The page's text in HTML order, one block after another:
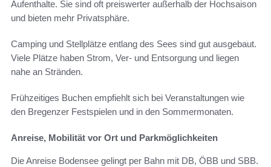
Aufenthalte. Sie sind oft preiswerter außerhalb der Hochsaison
und bieten mehr Privatsphäre.
Camping und Stellplätze entlang des Sees sind gut ausgebaut.
Viele Plätze haben Strom, Ver- und Entsorgung und liegen
nahe an Stränden.
Frühzeitiges Buchen empfiehlt sich bei Veranstaltungen wie
den Bregenzer Festspielen und in den Sommermonaten.
Anreise, Mobilität vor Ort und Parkmöglichkeiten
Die Anreise Bodensee gelingt per Bahn mit DB, ÖBB und SBB.